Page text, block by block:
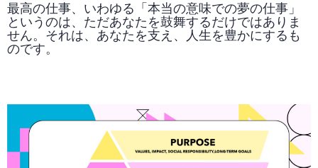
最高の仕事、いわゆる「本当の意味での夢の仕事」
というのは、ただあなたを鼓舞するだけではありま
せん。それは、あなたを支え、人生を豊かにするも
のです。